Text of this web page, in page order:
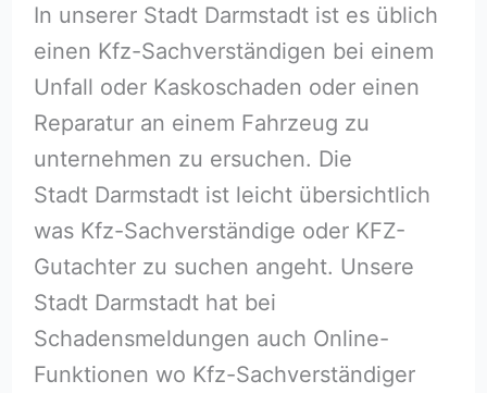
In unserer Stadt Darmstadt ist es üblich
einen Kfz-Sachverständigen bei einem
Unfall oder Kaskoschaden oder einen
Reparatur an einem Fahrzeug zu
unternehmen zu ersuchen. Die
Stadt Darmstadt ist leicht übersichtlich
was Kfz-Sachverständige oder KFZ-
Gutachter zu suchen angeht. Unsere
Stadt Darmstadt hat bei
Schadensmeldungen auch Online-
Funktionen wo Kfz-Sachverständiger